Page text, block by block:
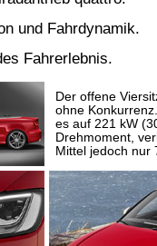
und Fahrdynamik.
Fahrerlebnis.
Der offene
ohne
es auf 221 kW
Drehmoment,
Mittel jedoch nur